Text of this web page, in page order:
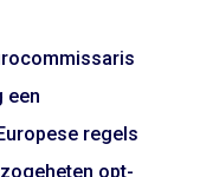
een
regels
opt-